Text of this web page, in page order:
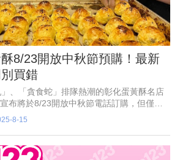
8/23開放中秋節預購！最新
買錯
、「貪食蛇」排隊熱潮的彰化蛋黃酥名店
布將於8/23開放中秋節電話訂購，但僅限
售「仿冒不二坊蛋黃酥」的事件時有所
，官方也於臉書公開包裝盒以及印有商標
。
8-15